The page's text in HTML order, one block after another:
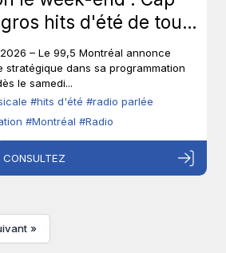
hits d'été de tous
toucher à ses voix
– Le 99,5 Montréal annonce
stratégique dans sa programmation
le samedi...
#hits d'été #radio parlée
#Montréal #Radio
CONSULTEZ
»